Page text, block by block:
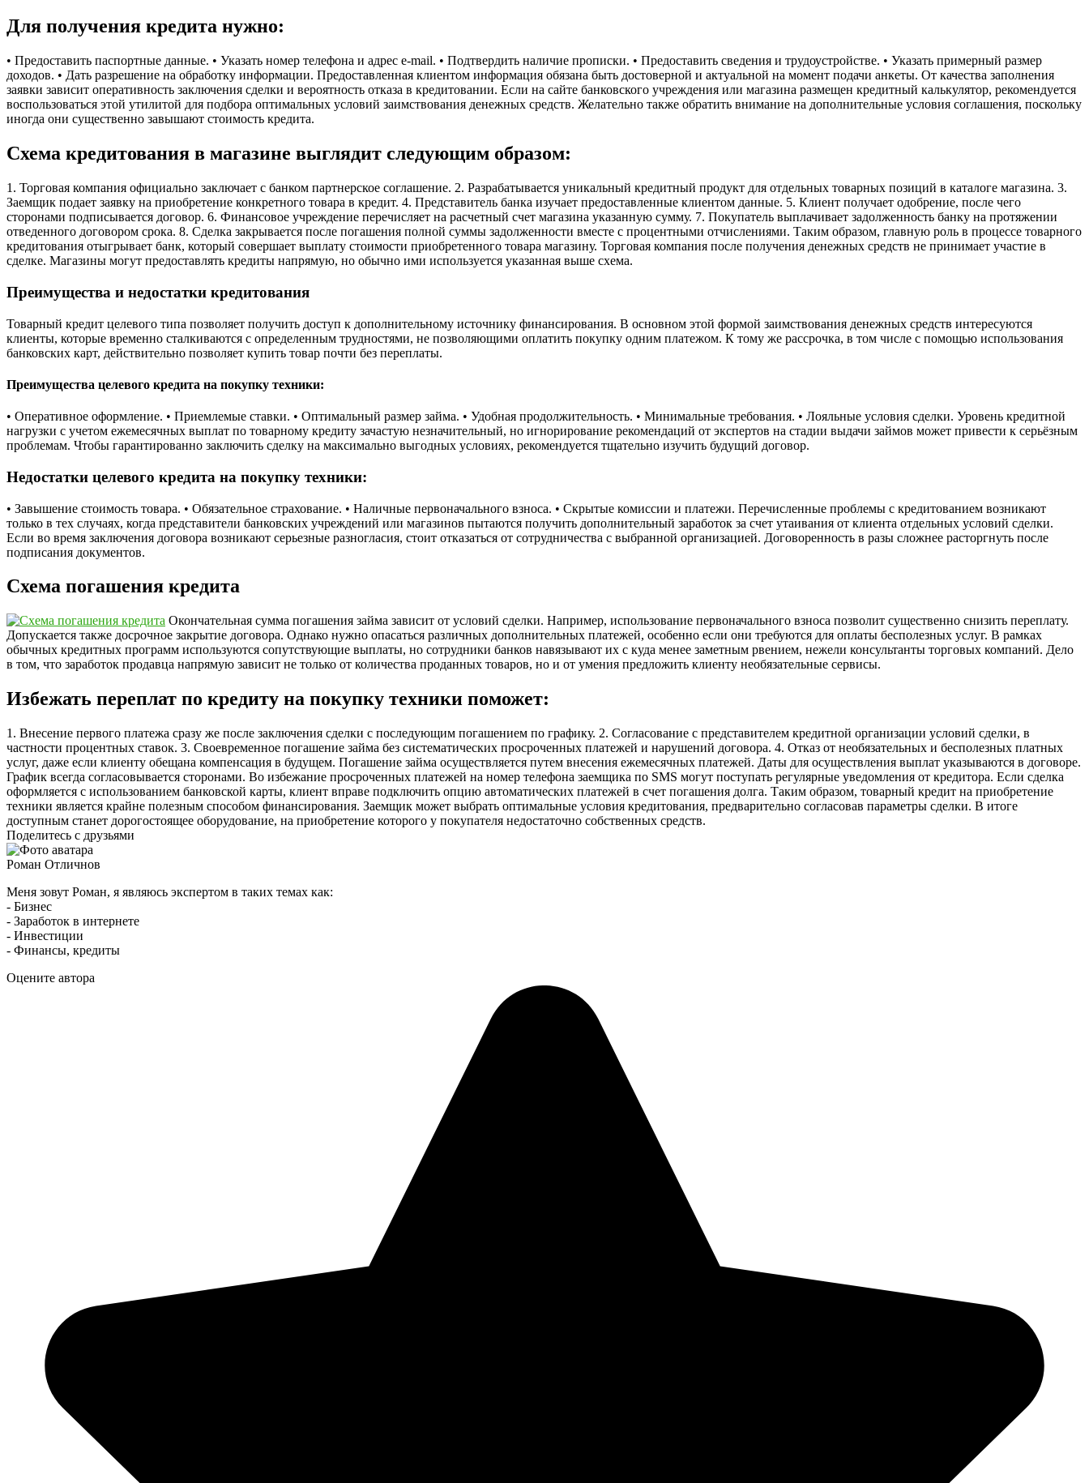
Для получения кредита нужно:
• Предоставить паспортные данные. • Указать номер телефона и адрес e-mail. • Подтвердить наличие прописки. • Предоставить сведения и трудоустройстве. • Указать примерный размер
доходов. • Дать разрешение на обработку информации. Предоставленная клиентом информация обязана быть достоверной и актуальной на момент подачи анкеты. От качества заполнения
заявки зависит оперативность заключения сделки и вероятность отказа в кредитовании. Если на сайте банковского учреждения или магазина размещен кредитный калькулятор, рекомендуется
воспользоваться этой утилитой для подбора оптимальных условий заимствования денежных средств. Желательно также обратить внимание на дополнительные условия соглашения, поскольку
иногда они существенно завышают стоимость кредита.
Схема кредитования в магазине выглядит следующим образом:
1. Торговая компания официально заключает с банком партнерское соглашение. 2. Разрабатывается уникальный кредитный продукт для отдельных товарных позиций в каталоге магазина. 3.
Заемщик подает заявку на приобретение конкретного товара в кредит. 4. Представитель банка изучает предоставленные клиентом данные. 5. Клиент получает одобрение, после чего
сторонами подписывается договор. 6. Финансовое учреждение перечисляет на расчетный счет магазина указанную сумму. 7. Покупатель выплачивает задолженность банку на протяжении
отведенного договором срока. 8. Сделка закрывается после погашения полной суммы задолженности вместе с процентными отчислениями. Таким образом, главную роль в процессе товарного
кредитования отыгрывает банк, который совершает выплату стоимости приобретенного товара магазину. Торговая компания после получения денежных средств не принимает участие в
сделке. Магазины могут предоставлять кредиты напрямую, но обычно ими используется указанная выше схема.
Преимущества и недостатки кредитования
Товарный кредит целевого типа позволяет получить доступ к дополнительному источнику финансирования. В основном этой формой заимствования денежных средств интересуются
клиенты, которые временно сталкиваются с определенным трудностями, не позволяющими оплатить покупку одним платежом. К тому же рассрочка, в том числе с помощью использования
банковских карт, действительно позволяет купить товар почти без переплаты.
Преимущества целевого кредита на покупку техники:
• Оперативное оформление. • Приемлемые ставки. • Оптимальный размер займа. • Удобная продолжительность. • Минимальные требования. • Лояльные условия сделки. Уровень кредитной
нагрузки с учетом ежемесячных выплат по товарному кредиту зачастую незначительный, но игнорирование рекомендаций от экспертов на стадии выдачи займов может привести к серьёзным
проблемам. Чтобы гарантированно заключить сделку на максимально выгодных условиях, рекомендуется тщательно изучить будущий договор.
Недостатки целевого кредита на покупку техники:
• Завышение стоимость товара. • Обязательное страхование. • Наличные первоначального взноса. • Скрытые комиссии и платежи. Перечисленные проблемы с кредитованием возникают
только в тех случаях, когда представители банковских учреждений или магазинов пытаются получить дополнительный заработок за счет утаивания от клиента отдельных условий сделки.
Если во время заключения договора возникают серьезные разногласия, стоит отказаться от сотрудничества с выбранной организацией. Договоренность в разы сложнее расторгнуть после
подписания документов.
Схема погашения кредита
Окончательная сумма погашения займа зависит от условий сделки. Например, использование первоначального взноса позволит существенно снизить переплату.
Допускается также досрочное закрытие договора. Однако нужно опасаться различных дополнительных платежей, особенно если они требуются для оплаты бесполезных услуг. В рамках
обычных кредитных программ используются сопутствующие выплаты, но сотрудники банков навязывают их с куда менее заметным рвением, нежели консультанты торговых компаний. Дело
в том, что заработок продавца напрямую зависит не только от количества проданных товаров, но и от умения предложить клиенту необязательные сервисы.
Избежать переплат по кредиту на покупку техники поможет:
1. Внесение первого платежа сразу же после заключения сделки с последующим погашением по графику. 2. Согласование с представителем кредитной организации условий сделки, в
частности процентных ставок. 3. Своевременное погашение займа без систематических просроченных платежей и нарушений договора. 4. Отказ от необязательных и бесполезных платных
услуг, даже если клиенту обещана компенсация в будущем. Погашение займа осуществляется путем внесения ежемесячных платежей. Даты для осуществления выплат указываются в договоре.
График всегда согласовывается сторонами. Во избежание просроченных платежей на номер телефона заемщика по SMS могут поступать регулярные уведомления от кредитора. Если сделка
оформляется с использованием банковской карты, клиент вправе подключить опцию автоматических платежей в счет погашения долга. Таким образом, товарный кредит на приобретение
техники является крайне полезным способом финансирования. Заемщик может выбрать оптимальные условия кредитования, предварительно согласовав параметры сделки. В итоге
доступным станет дорогостоящее оборудование, на приобретение которого у покупателя недостаточно собственных средств.
Поделитесь с друзьями
Роман Отличнов
Меня зовут Роман, я являюсь экспертом в таких темах как:
- Бизнес
- Заработок в интернете
- Инвестиции
- Финансы, кредиты
Оцените автора